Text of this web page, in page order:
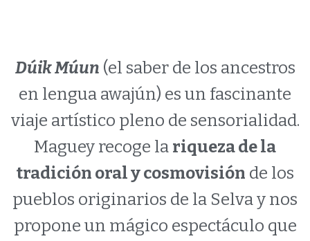
Dúik Múun (el saber de los ancestros
en lengua awajún) es un fascinante
viaje artístico pleno de sensorialidad.
Maguey recoge la riqueza de la
tradición oral y cosmovisión de los
pueblos originarios de la Selva y nos
propone un mágico espectáculo que